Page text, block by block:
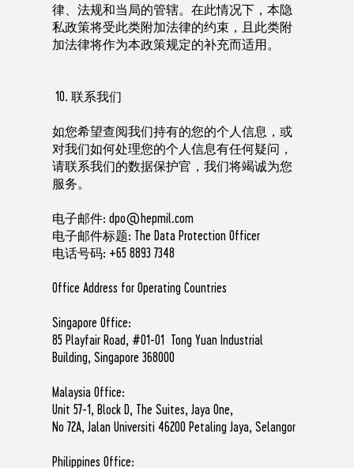
律、法规和当局的管辖。在此情况下，本隐
私政策将受此类附加法律的约束，且此类附
加法律将作为本政策规定的补充而适用。
10. 联系我们
如您希望查阅我们持有的您的个人信息，或
对我们如何处理您的个人信息有任何疑问，
请联系我们的数据保护官，我们将竭诚为您
服务。
电子邮件: dpo@hepmil.com
电子邮件标题: The Data Protection Officer
电话号码: +65 8893 7348
Office Address for Operating Countries
Singapore Office:
85 Playfair Road, #01-01 Tong Yuan Industrial
Building, Singapore 368000
Malaysia Office:
Unit 57-1, Block D, The Suites, Jaya One,
No 72A, Jalan Universiti 46200 Petaling Jaya, Selangor
Philippines Office: